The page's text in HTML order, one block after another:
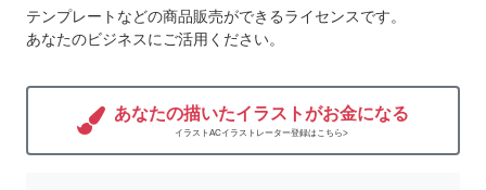
テンプレートなどの商品販売ができるライセンスです。
あなたのビジネスにご活用ください。
あなたの描いたイラストがお金になる
イラストACイラストレーター登録はこちら>